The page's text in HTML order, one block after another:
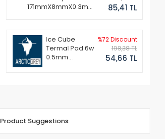
171mmX8mmX0.3mm
85,41 TL
Ice Cube
Termal Pad 6w
0.5mm
%72 Discount
198,38 TL
54,66 TL
Product Suggestions